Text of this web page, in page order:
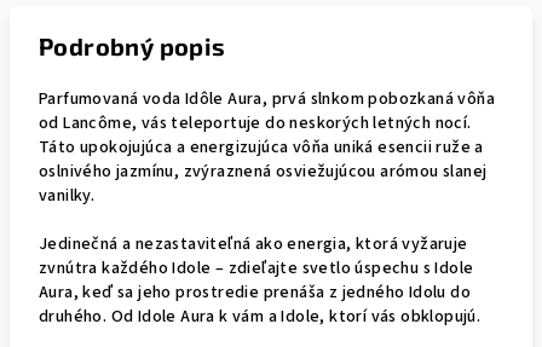
Podrobný popis
Parfumovaná voda Idôle Aura, prvá slnkom pobozkaná vôňa
od Lancôme, vás teleportuje do neskorých letných nocí.
Táto upokojujúca a energizujúca vôňa uniká esencii ruže a
oslnivého jazmínu, zvýraznená osviežujúcou arómou slanej
vanilky.
Jedinečná a nezastaviteľná ako energia, ktorá vyžaruje
zvnútra každého Idole – zdieľajte svetlo úspechu s Idole
Aura, keď sa jeho prostredie prenáša z jedného Idolu do
druhého. Od Idole Aura k vám a Idole, ktorí vás obklopujú.